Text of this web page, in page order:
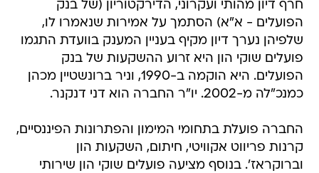
חרף דיון מהותי ועקרוני, הדירקטוריון (של בנק
הפועלים - א"א) הסתמך על אמירות שנאמרו לו,
שלפיהן נערך דיון מקיף בעניין המענק בוועדת התגמו
פועלים שוקי הון היא זרוע ההשקעות של בנק
הפועלים. היא הוקמה ב-1990, וניר ברונשטיין מכהן
כמנכ"לה מ-2002. יו"ר החברה הוא דני דנקנר.
החברה פועלת בתחומי המימון והפתרונות הפיננסיים,
קרנות פריווט אקוויטי, חיתום, השקעות הון
וברוקראז'. בנוסף מציעה פועלים שוקי הון שירותי